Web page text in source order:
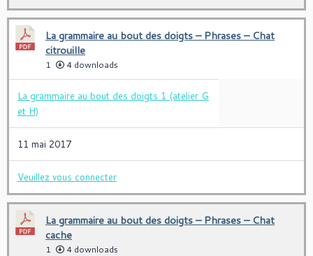
La grammaire au bout des doigts – Phrases – Chat
citrouille
1 4 downloads
La grammaire au bout des doigts 1 (atelier G
et H)
11 mai 2017
Veuillez vous connecter
La grammaire au bout des doigts – Phrases – Chat
cache
1 4 downloads